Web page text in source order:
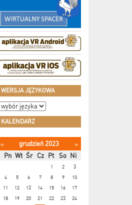
WERSJA JĘZYKOWA
KALENDARZ
« grudzień 2023
»
Pn Wt Śr Cz Pt So Ni
1 2
3
4
5 6 7 8 9
10
11
12 13 14 15 16
17
18
19 20 21 22 23
24